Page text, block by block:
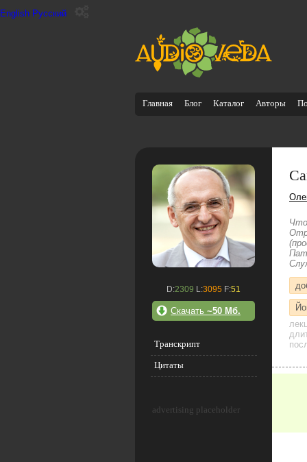
English Русский
Главная Блог Каталог Авторы
D:2309 L:3095 F:51
Скачать ~50 Мб.
Транскрипт
Цитаты
advertising placeholder